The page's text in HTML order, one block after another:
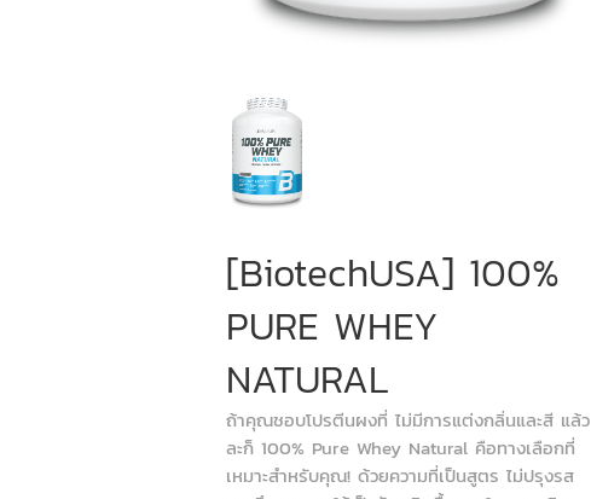
[BiotechUSA] 100%
PURE WHEY
NATURAL
ถ้าคุณชอบโปรตีนผงที่ ไม่มีการแต่งกลิ่นและสี แล้ว
ละก็ 100% Pure Whey Natural คือทางเลือกที่
เหมาะสำหรับคุณ! ด้วยความที่เป็นสูตร ไม่ปรุงรส